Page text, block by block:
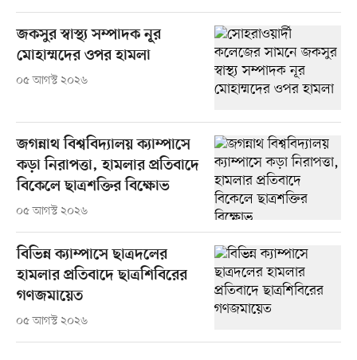
জকসুর স্বাস্থ্য সম্পাদক নূর
মোহাম্মদের ওপর হামলা
০৫ আগস্ট ২০২৬
জগন্নাথ বিশ্ববিদ্যালয় ক্যাম্পাসে
কড়া নিরাপত্তা, হামলার প্রতিবাদে
বিকেলে ছাত্রশক্তির বিক্ষোভ
০৫ আগস্ট ২০২৬
বিভিন্ন ক্যাম্পাসে ছাত্রদলের
হামলার প্রতিবাদে ছাত্রশিবিরের
গণজমায়েত
০৫ আগস্ট ২০২৬